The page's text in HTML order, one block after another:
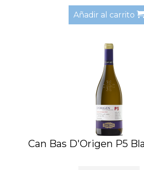
Añadir al carrito
Can Bas D'Origen P5